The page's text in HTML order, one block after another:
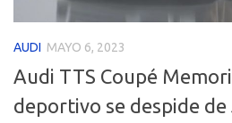
AUDI MAYO 6, 2023
Audi TTS Coupé
deportivo se despide de